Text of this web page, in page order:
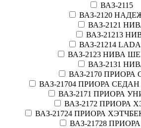
ВАЗ-2115
ВАЗ-2120
ВАЗ-2121
ВАЗ-21213
ВАЗ-21214 LADA
ВАЗ-2123 НИВА
ВАЗ-2131
ВАЗ-2170 ПРИОРА
ВАЗ-21704 ПРИОРА
ВАЗ-2171 ПРИОРА
ВАЗ-2172 ПРИОРА
ВАЗ-21724 ПРИОРА
ВАЗ-21728